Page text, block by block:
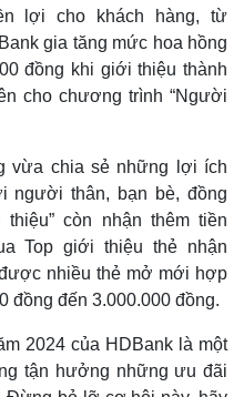
Thị trường
Giá vàng
Tiêu dùng
Chứng khoán
Giá cà phê
lợi cho khách hàng, từ
gia tăng mức hoa hồng
đồng khi giới thiệu thành
cho chương trình “Người
vừa chia sẻ những lợi ích
người thân, bạn bè, đồng
còn nhận thêm tiền
Top giới thiệu thẻ nhận
nhiều thẻ mở mới hợp
đồng đến 3.000.000 đồng.
2024 của HDBank là một
tận hưởng những ưu đãi